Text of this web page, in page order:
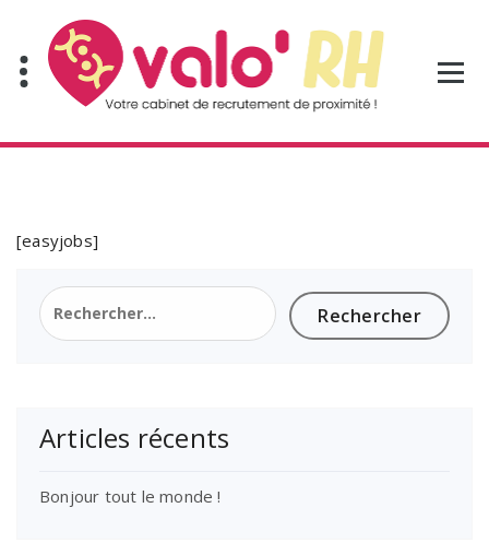
contenu
[easyjobs]
Rechercher :
Articles récents
Bonjour tout le monde !